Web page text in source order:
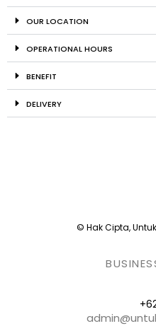
OUR LOCATION
OPERATIONAL HOURS
BENEFIT
DELIVERY
© Hak Cipta,